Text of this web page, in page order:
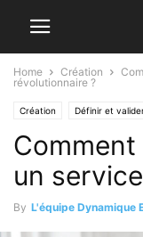
Home Création
révolutionnaire ?
Création Définir et
La protection de l’idée /
Trouver votre idée
un
By L'équipe Dynamique